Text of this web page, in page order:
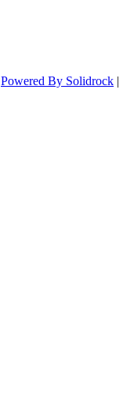
Powered By Solidrock |